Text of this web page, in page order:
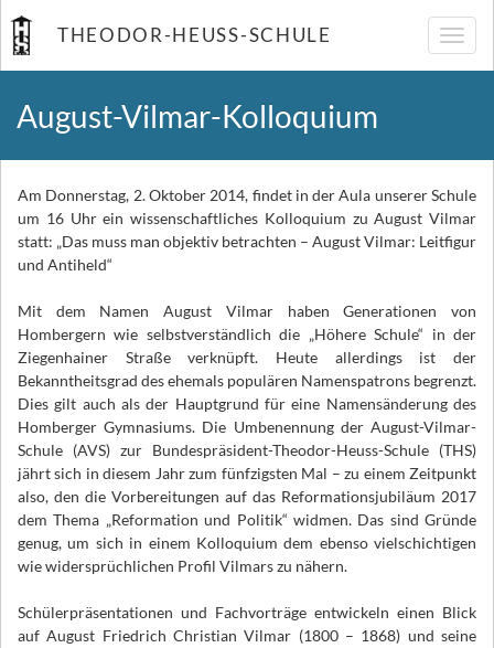
THEODOR-HEUSS-SCHULE
August-Vilmar-Kolloquium
Am Donnerstag, 2. Oktober 2014, findet in der Aula unserer Schule
um 16 Uhr ein wissenschaftliches Kolloquium zu August Vilmar
statt: „Das muss man objektiv betrachten – August Vilmar: Leitfigur
und Antiheld“
Mit dem Namen August Vilmar haben Generationen von
Hombergern wie selbstverständlich die „Höhere Schule“ in der
Ziegenhainer Straße verknüpft. Heute allerdings ist der
Bekanntheitsgrad des ehemals populären Namenspatrons begrenzt.
Dies gilt auch als der Hauptgrund für eine Namensänderung des
Homberger Gymnasiums. Die Umbenennung der August-Vilmar-
Schule (AVS) zur Bundespräsident-Theodor-Heuss-Schule (THS)
jährt sich in diesem Jahr zum fünfzigsten Mal – zu einem Zeitpunkt
also, den die Vorbereitungen auf das Reformationsjubiläum 2017
dem Thema „Reformation und Politik“ widmen. Das sind Gründe
genug, um sich in einem Kolloquium dem ebenso vielschichtigen
wie widersprüchlichen Profil Vilmars zu nähern.
Schülerpräsentationen und Fachvorträge entwickeln einen Blick
auf August Friedrich Christian Vilmar (1800 – 1868) und seine